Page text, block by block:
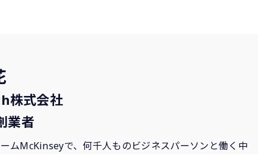
株式会社
業者
ムMcKinseyで、何千人ものビジネスパーソンと働く中